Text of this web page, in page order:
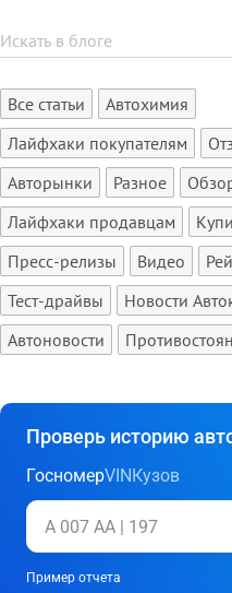
Все статьи
Автохимия
Лайфхаки покупателям
Авторынки
Разное
Лайфхаки продавцам
Пресс-релизы
Видео
Тест-драйвы
Новости
Автоновости
Проверь историю
ГосномерVINКузов
Пример отчета